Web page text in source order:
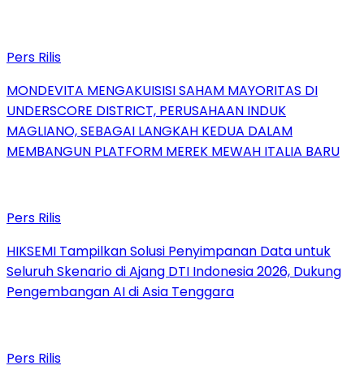
Pers Rilis
MONDEVITA MENGAKUISISI SAHAM MAYORITAS DI
UNDERSCORE DISTRICT, PERUSAHAAN INDUK
MAGLIANO, SEBAGAI LANGKAH KEDUA DALAM
MEMBANGUN PLATFORM MEREK MEWAH ITALIA BARU
Pers Rilis
HIKSEMI Tampilkan Solusi Penyimpanan Data untuk
Seluruh Skenario di Ajang DTI Indonesia 2026, Dukung
Pengembangan AI di Asia Tenggara
Pers Rilis